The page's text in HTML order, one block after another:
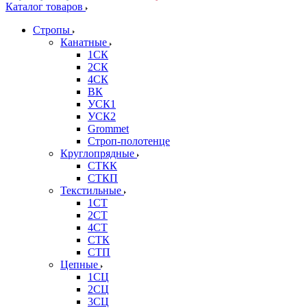
Каталог товаров
Стропы
Канатные
1СК
2СК
4СК
ВК
УСК1
УСК2
Grommet
Строп-полотенце
Круглопрядные
СТКК
СТКП
Текстильные
1СТ
2СТ
4СТ
СТК
СТП
Цепные
1СЦ
2СЦ
3СЦ